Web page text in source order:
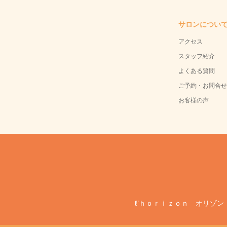
サロンについ
アクセス
スタッフ紹介
よくある質問
ご予約・お問合せ
お客様の声
ℓ’ｈｏｒｉｚｏｎ オリゾン